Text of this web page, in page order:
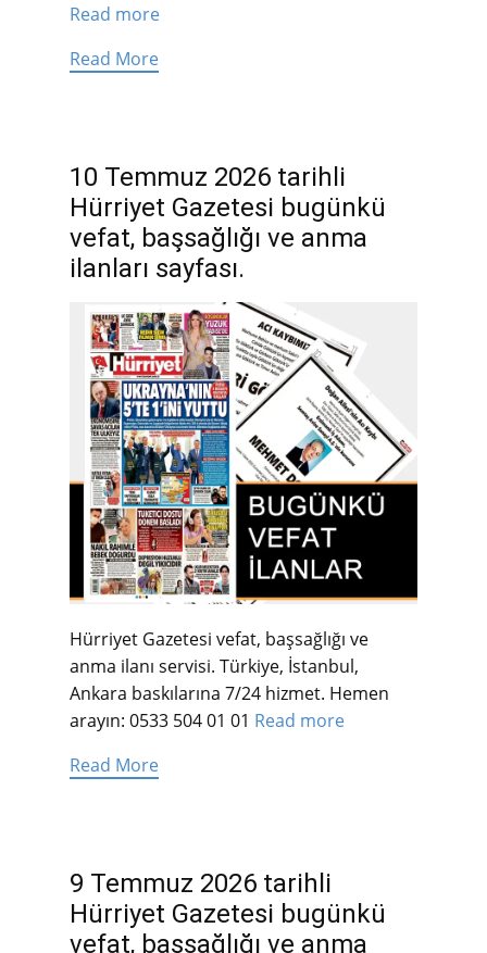
Read more
Read More
10 Temmuz 2026 tarihli
Hürriyet Gazetesi bugünkü
vefat, başsağlığı ve anma
ilanları sayfası.
Hürriyet Gazetesi vefat, başsağlığı ve
anma ilanı servisi. Türkiye, İstanbul,
Ankara baskılarına 7/24 hizmet. Hemen
arayın: 0533 504 01 01 Read more
Read More
9 Temmuz 2026 tarihli
Hürriyet Gazetesi bugünkü
vefat, başsağlığı ve anma